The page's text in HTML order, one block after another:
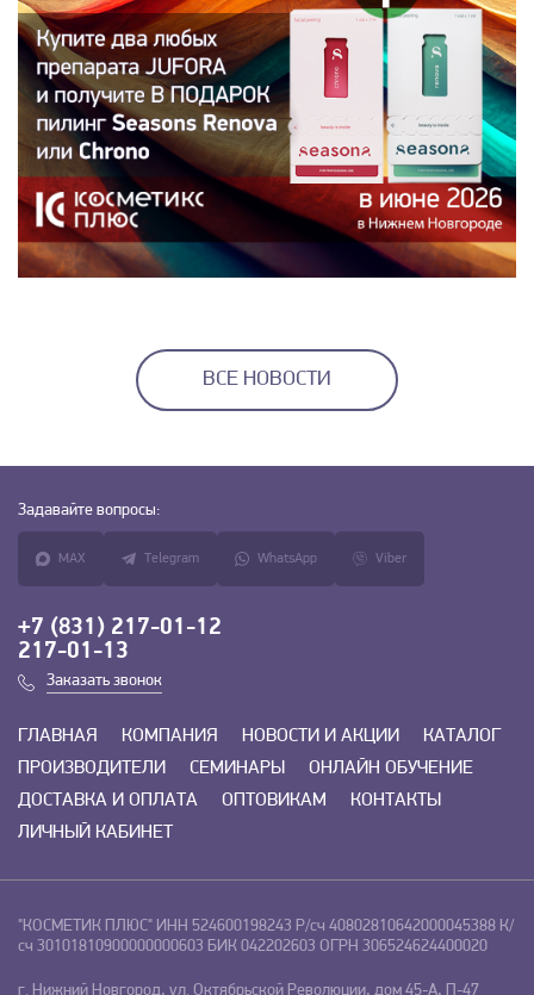
ВСЕ НОВОСТИ
Задавайте вопросы:
MAX Telegram WhatsApp Viber
+7 (831) 217-01-12
217-01-13
Заказать звонок
ГЛАВНАЯ КОМПАНИЯ НОВОСТИ И АКЦИИ
КАТАЛОГ
ПРОИЗВОДИТЕЛИ
СЕМИНАРЫ
ОНЛАЙН ОБУЧЕНИЕ
ДОСТАВКА И ОПЛАТА
ОПТОВИКАМ
КОНТАКТЫ
ЛИЧНЫЙ КАБИНЕТ
"КОСМЕТИК ПЛЮС" ИНН 524600198243 Р/сч 40802810642000045388 К/
сч 30101810900000000603 БИК 042202603 ОГРН 306524624400020
г. Нижний Новгород, ул. Октябрьской Революции, дом 45-А, П-47